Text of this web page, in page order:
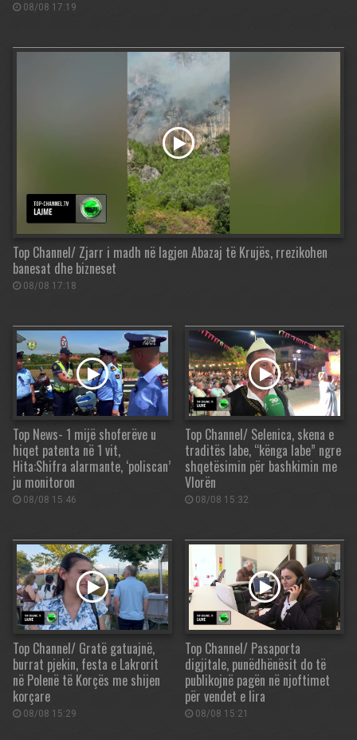
08/08 17:19
Top Channel/ Zjarr i madh në lagjen Abazaj të Krujës, rrezikohen
banesat dhe bizneset
08/08 17:18
Top News- 1 mijë shoferëve u
hiqet patenta në 1 vit,
Hita:Shifra alarmante, ‘poliscan’
ju monitoron
08/08 15:46
Top Channel/ Selenica, skena e
traditës labe, “kënga labe” ngre
shqetësimin për bashkimin me
Vlorën
08/08 15:32
Top Channel/ Gratë gatuajnë,
burrat pjekin, festa e Lakrorit
në Polenë të Korçës me shijen
korçare
08/08 15:29
Top Channel/ Pasaporta
digjitale, punëdhënësit do të
publikojnë pagën në njoftimet
për vendet e lira
08/08 15:21